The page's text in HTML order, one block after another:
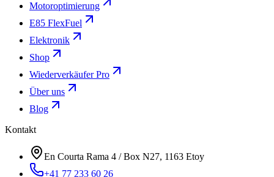
Motoroptimierung
E85 FlexFuel
Elektronik
Shop
Wiederverkäufer Pro
Über uns
Blog
Kontakt
En Courta Rama 4 / Box N27, 1163 Etoy
+41 77 233 60 26